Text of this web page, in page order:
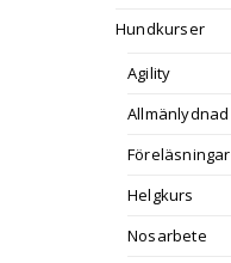
Hundkurser
Agility
Allmänlydnad
Föreläsningar
Helgkurs
Nosarbete